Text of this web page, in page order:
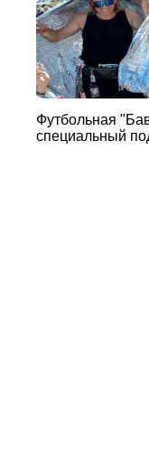
Футбольная
специальный